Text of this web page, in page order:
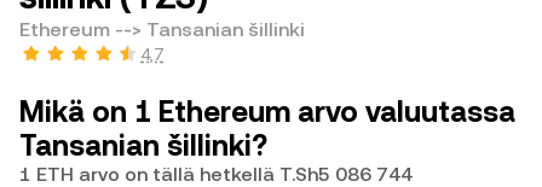
Ethereum --> Tansanian šillinki
4,7
Mikä on 1 Ethereum arvo valuutassa
Tansanian šillinki?
1 ETH arvo on tällä hetkellä T.Sh5 086 744